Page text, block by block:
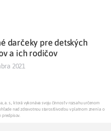
darčeky pre detských
a ich rodičov
2021
a. s., ktorá vykonáva svoju činnosť v rozsahu určenom
nad zdravotnou starostlivosťou v platnom znení a o
predpisov.